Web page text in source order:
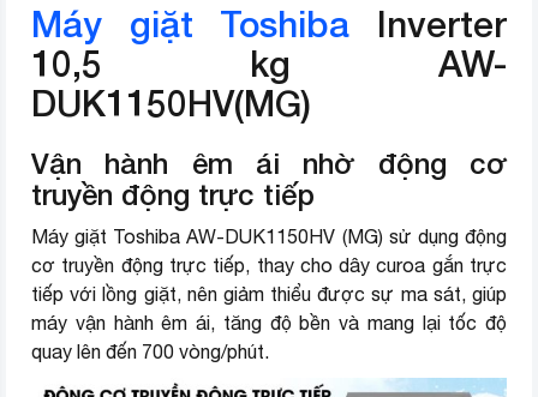
Chất liệu lồng giặt Thép không gỉ
Chất liệu nắp máy Kính chịu lực
Bảng điều khiển Nút nhấn
Kích thước 580 x 610 x 980mm
Năm sản xuất 2021
Thương hiệu (lọc) Toshiba
Máy giặt Toshiba Inverter
10,5 kg AW-
DUK1150HV(MG)
Vận hành êm ái nhờ động cơ
truyền động trực tiếp
Máy giặt Toshiba AW-DUK1150HV (MG) sử dụng động
cơ truyền động trực tiếp, thay cho dây curoa gắn trực
tiếp với lồng giặt, nên giảm thiểu được sự ma sát, giúp
máy vận hành êm ái, tăng độ bền và mang lại tốc độ
quay lên đến 700 vòng/phút.